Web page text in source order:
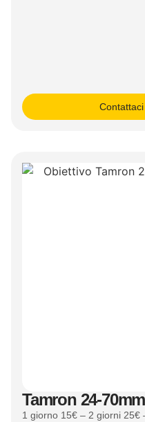
Tamron 24-
1 giorno 15€ – 2 giorni 25€